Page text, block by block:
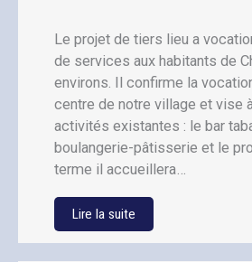
Le projet de tiers lieu a
de services aux habitants de
environs. Il confirme la
centre de notre village et vise
activités existantes : le bar
boulangerie-pâtisserie et le
terme il accueillera…
Lire la suite